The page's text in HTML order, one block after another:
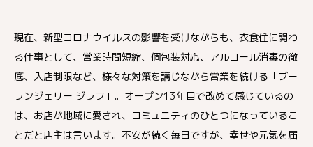
現在、新型コロナウイルスの影響を受けながらも、衣食住に関わ
る仕事として、営業時間短縮、個包装対応、アルコール消毒の徹
底、入店制限など、様々な対策を講じながら営業を続ける「ブー
ランジェリー ジラフ」。オープン13年目で改めて感じているの
は、お店が地域に愛され、コミュニティのひとつになっているこ
とだと店主は言います。不安が続く毎日ですが、幸せや元気を届